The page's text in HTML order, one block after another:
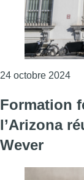
24 octobre 2024
Formation
l’Arizona
Wever